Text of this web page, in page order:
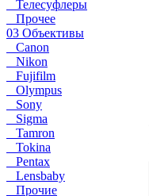
Телесуфлеры
Прочее
03 Объективы
Canon
Nikon
Fujifilm
Olympus
Sony
Sigma
Tamron
Tokina
Pentax
Lensbaby
Прочие